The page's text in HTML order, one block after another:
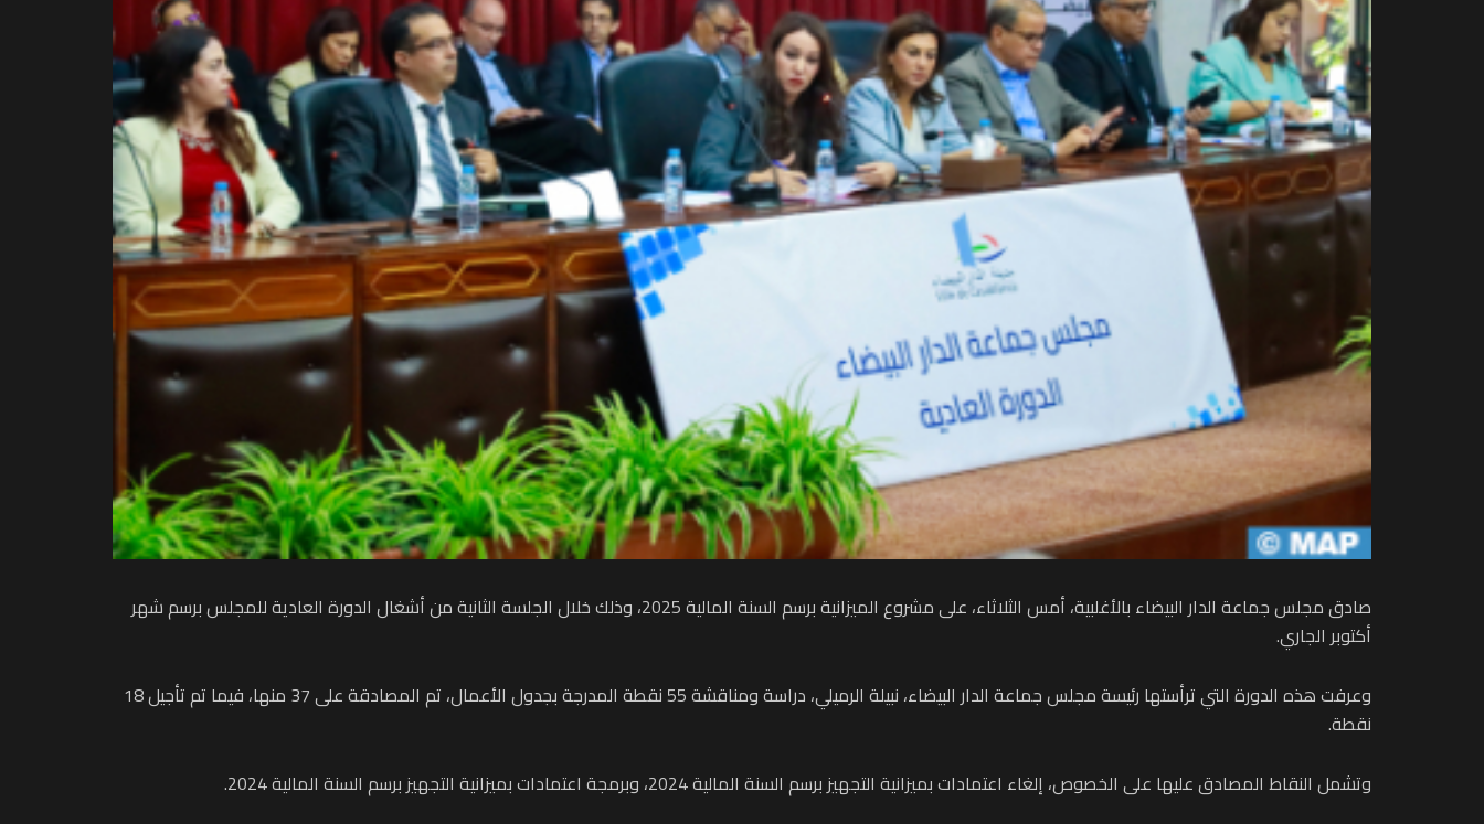
صادق مجلس جماعة الدار البيضاء بالأغلبية، أمس الثلاثاء، على مشروع الميزانية برسم السنة المالية 2025، وذلك خلال الجلسة الثانية من أشغال الدورة العادية للمجلس برسم شهر
أكتوبر الجاري.
وعرفت هذه الدورة التي ترأستها رئيسة مجلس جماعة الدار البيضاء، نبيلة الرميلي، دراسة ومناقشة 55 نقطة المدرجة بجدول الأعمال، تم المصادقة على 37 منها، فيما تم تأجيل 18
نقطة.
وتشمل النقاط المصادق عليها على الخصوص، إلغاء اعتمادات بميزانية التجهيز برسم السنة المالية 2024، وبرمجة اعتمادات بميزانية التجهيز برسم السنة المالية 2024.